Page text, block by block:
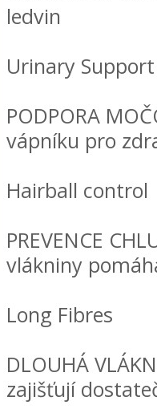
ledvin
Urinary Support
PODPORA
vápníku pro
Hairball control
PREVENCE
vlákniny
Long Fibres
DLOUHÁ
zajišťují